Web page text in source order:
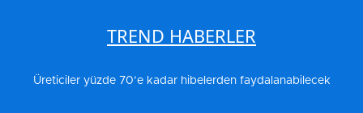
TREND HABERLER
Üreticiler yüzde 70’e kadar hibelerden faydalanabilecek